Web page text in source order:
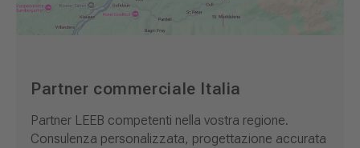
Partner commerciale Italia
Partner LEEB competenti nella vostra regione.
Consulenza personalizzata, progettazione accurata